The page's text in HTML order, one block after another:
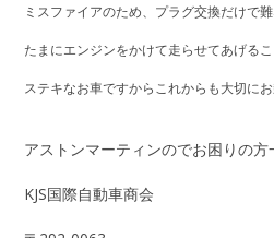
ミスファイアのため、プラグ交換だけで難
たまにエンジンをかけて走らせてあげるこ
ステキなお車ですからこれからも大切に
アストンマーティンのでお困りの方
KJS国際自動車商会